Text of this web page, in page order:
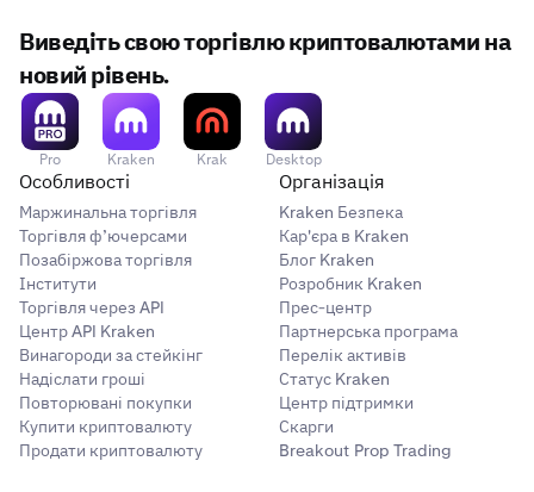
Виведіть свою торгівлю криптовалютами на
новий рівень.
Pro Kraken Krak Desktop
Особливості
Маржинальна торгівля
Торгівля ф’ючерсами
Позабіржова торгівля
Інститути
Торгівля через API
Центр API Kraken
Винагороди за стейкінг
Надіслати гроші
Повторювані покупки
Купити криптовалюту
Продати криптовалюту
Організація
Kraken Безпека
Кар'єра в Kraken
Блог Kraken
Розробник Kraken
Прес-центр
Партнерська програма
Перелік активів
Статус Kraken
Центр підтримки
Скарги
Breakout Prop Trading